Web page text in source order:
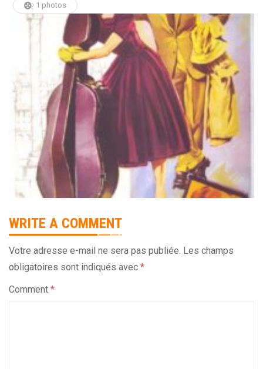
1 photos
WRITE A COMMENT
Votre adresse e-mail ne sera pas publiée. Les champs
obligatoires sont indiqués avec *
Comment *